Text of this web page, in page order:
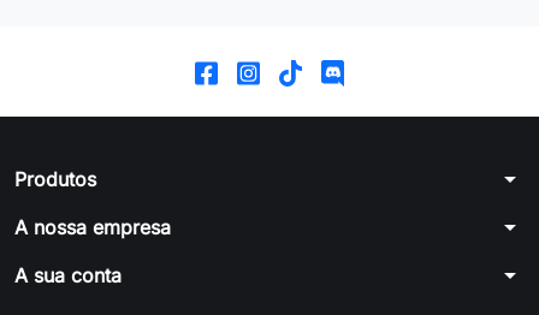
Produtos arrow_drop_down
A nossa empresa arrow_drop_down
A sua conta arrow_drop_down